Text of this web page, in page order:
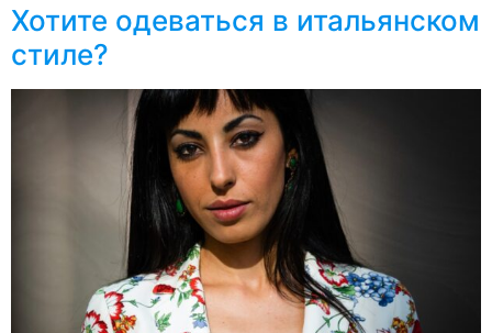
Хотите одеваться в итальянском
стиле?